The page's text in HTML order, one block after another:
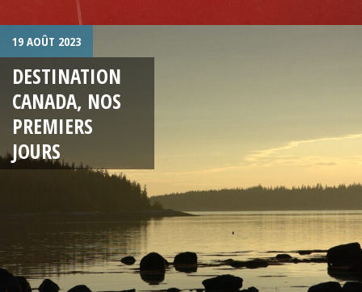
19 AOÛT 2023
DESTINATION
CANADA, NOS
PREMIERS
JOURS